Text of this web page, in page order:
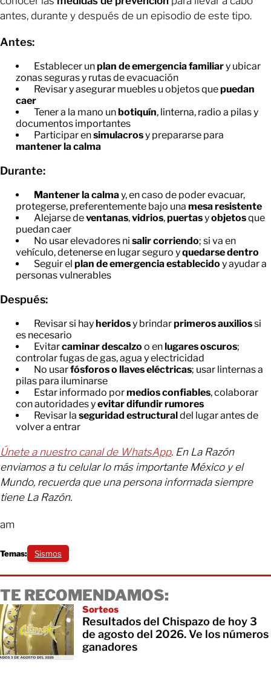
antes, durante y después de un episodio de este tipo.
Antes:
Establecer unplan de emergencia familiary ubicar
zonas seguras y rutas de evacuación
Revisar y asegurar muebles u objetos quepuedan
caer
Tener a la mano unbotiquín, linterna, radio a pilas y
documentos importantes
Participar ensimulacrosy prepararse para
mantener la calma
Durante:
Mantener la calmay, en caso de poder evacuar,
protegerse, preferentemente bajo una mesa resistente
Alejarse deventanas,vidrios,puertasyobjetosque
puedan caer
No usar elevadores ni salir corriendo; si va en
vehículo, detenerse en lugar seguro yquedarse dentro
Seguir el plan de emergencia establecido y ayudar a
personas vulnerables
Después:
Revisar si hayheridosy brindarprimeros auxiliossi
es necesario
Evitarcaminar descalzo o enlugares oscuros;
controlar fugas de gas, agua y electricidad
No usarfósforos o llaves eléctricas; usar linternas a
pilas para iluminarse
Estar informado pormedios confiables, colaborar
con autoridades yevitar difundir rumores
Revisar la seguridad estructuraldel lugar antes de
volver a entrar
Únete a nuestro canal de WhatsApp. En La Razón
enviamos a tu celular lo más importante México y el
Mundo, recuerda que una persona informada siempre
tiene La Razón.
am
Temas: Sismos
TE RECOMENDAMOS:
Sorteos
Resultados del Chispazo de hoy 3
de agosto del 2026. Ve los números
ganadores